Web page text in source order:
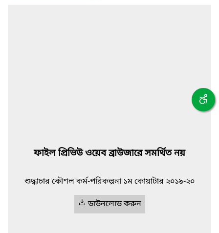
ফাইল প্রিভিউ ওয়েব ব্রাউজারে সমর্থিত নয়
শুদ্ধাচার কৌশল কর্ম-পরিকল্পনা ১ম কোয়াটার ২০১৯-২০
ডাউনলোড করুন